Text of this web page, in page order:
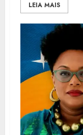
LEIA MAIS